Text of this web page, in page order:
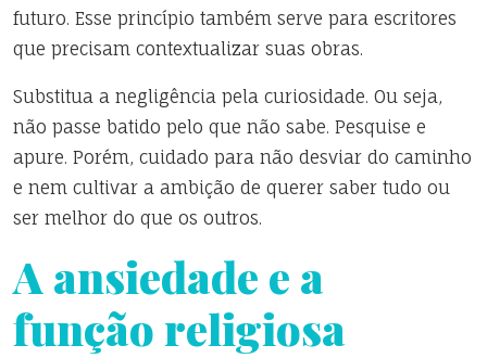
futuro. Esse princípio também serve para escritores
que precisam contextualizar suas obras.
Substitua a negligência pela curiosidade. Ou seja,
não passe batido pelo que não sabe. Pesquise e
apure. Porém, cuidado para não desviar do caminho
e nem cultivar a ambição de querer saber tudo ou
ser melhor do que os outros.
A ansiedade e a
função religiosa